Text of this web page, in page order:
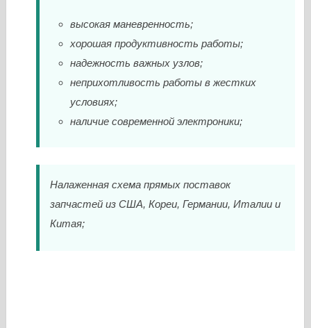
высокая маневренность;
хорошая продуктивность работы;
надежность важных узлов;
неприхотливость работы в жестких
условиях;
наличие современной электроники;
Налаженная схема прямых поставок
запчастей из США, Кореи, Германии, Италии и
Китая;